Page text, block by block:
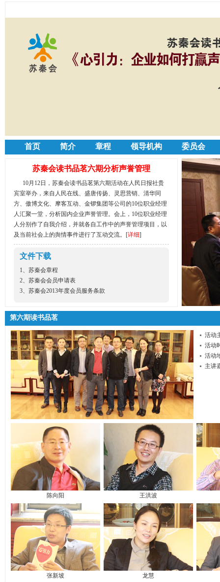
首页 简介 章程 领导机构
委员会
苏秦会读书品茗六期分析声誉管理
10月12日，苏秦会读书品茗第六期活动在人民日报社贵
宾室举办，来自人民在线、盛唐传扬、灵思营销、清华同
方、傲博文化、摩客互动、金锣集团等公司的10位职业经理
人汇聚一堂，分析国内企业声誉管理。会上，10位职业经理
人分别作了自我介绍，并就各自工作中的声誉管理项目，以
及当前社会上的舆情事件进行了互动交流。[详细]
文件下载
1、 苏秦会章程
2、 苏秦会会员申请表
3、 苏秦会2013年度会员服务条款
第六期读书品茗
活动
活动
活动
主讲
陈向阳 王洪波
张新坡 龙慧